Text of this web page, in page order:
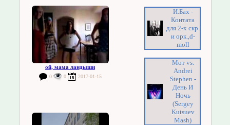
ой, мама ландыши
0 0 2017-01-15
И.Бах -
Контата
для 2-х скр.
и орк.,d-
moll
Мот vs.
Andrei
Stephen -
День И
Ночь
(Sergey
Kutsuev
Mash)